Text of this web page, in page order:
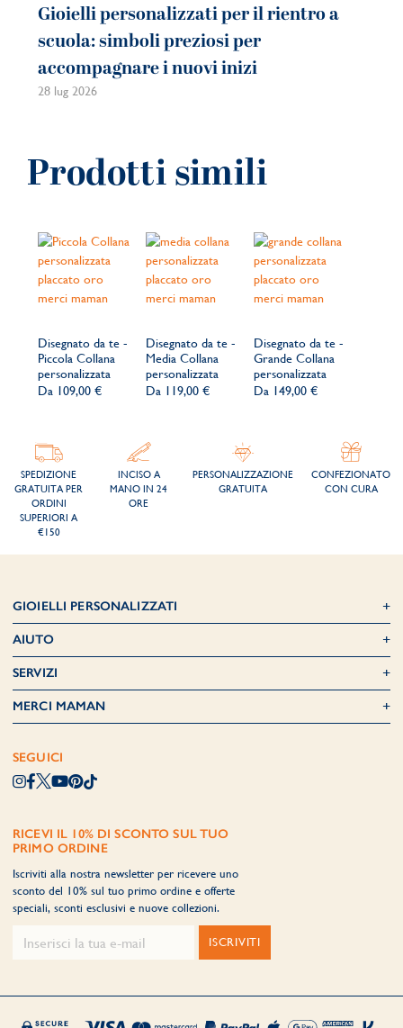
Gioielli personalizzati per il rientro a
scuola: simboli preziosi per
accompagnare i nuovi inizi
28 lug 2026
Prodotti simili
Disegnato da te -
Piccola Collana
personalizzata
Da 109,00 €
Disegnato da te -
Media Collana
personalizzata
Da 119,00 €
Disegnato da te -
Grande Collana
personalizzata
Da 149,00 €
SPEDIZIONE
GRATUITA PER
ORDINI
SUPERIORI A
€150
INCISO A
MANO IN 24
ORE
PERSONALIZZAZIONE
GRATUITA
CONFEZIONATO
CON CURA
GIOIELLI PERSONALIZZATI
AIUTO
SERVIZI
MERCI MAMAN
SEGUICI
RICEVI IL 10% DI SCONTO SUL TUO
PRIMO ORDINE
Iscriviti alla nostra newsletter per ricevere uno
sconto del 10% sul tuo primo ordine e offerte
speciali, sconti esclusivi e nuove collezioni.
ISCRIVITI